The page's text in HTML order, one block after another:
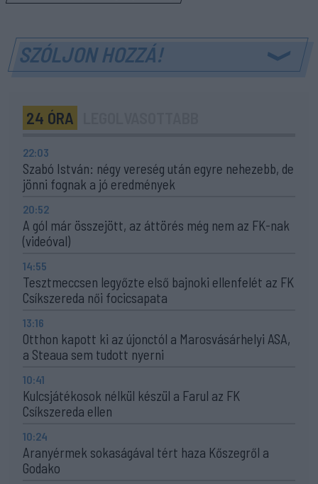
SZÓLJON HOZZÁ!
24 ÓRA
22:03
Szabó István: négy vereség után egyre nehezebb, de
jönni fognak a jó eredmények
20:52
A gól már összejött, az áttörés még nem az FK-nak
(videóval)
14:55
Tesztmeccsen legyőzte első bajnoki ellenfelét az FK
Csíkszereda női focicsapata
13:16
Otthon kapott ki az újonctól a Marosvásárhelyi ASA,
a Steaua sem tudott nyerni
10:41
Kulcsjátékosok nélkül készül a Farul az FK
Csíkszereda ellen
10:24
Aranyérmek sokaságával tért haza Kőszegről a
Godako